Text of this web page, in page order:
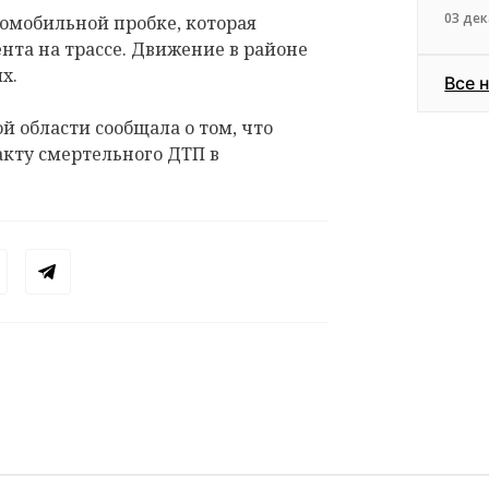
пробке, которая
на трассе. Движение в районе
области сообщала о том, что
смертельного ДТП в
03
Все